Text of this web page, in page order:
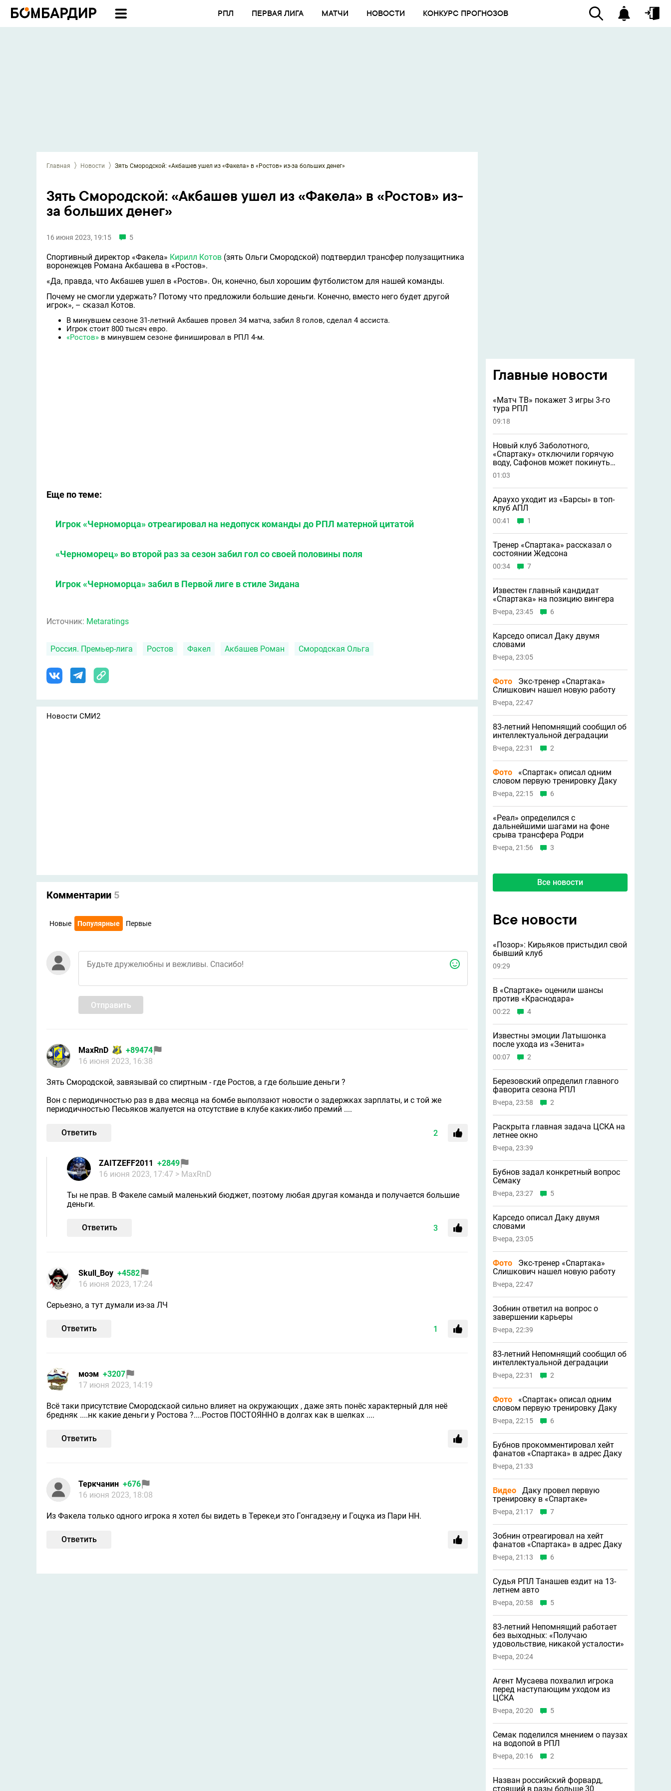
РПЛ ПЕРВАЯ ЛИГА МАТЧИ НОВОСТИ КОНКУРС ПРОГНОЗОВ
Главная Новости Зять Смородской: «Акбашев ушел из «Факела» в «Ростов» из-за больших денег»
Зять Смородской: «Акбашев ушел из «Факела» в «Ростов» из-
за больших денег»
16 июня 2023, 19:15 5
Спортивный директор «Факела» Кирилл Котов (зять Ольги Смородской) подтвердил трансфер полузащитника
воронежцев Романа Акбашева в «Ростов».
«Да, правда, что Акбашев ушeл в «Ростов». Он, конечно, был хорошим футболистом для нашей команды.
Почему не смогли удержать? Потому что предложили большие деньги. Конечно, вместо него будет другой
игрок», – сказал Котов.
В минувшем сезоне 31-летний Акбашев провел 34 матча, забил 8 голов, сделал 4 ассиста.
Игрок стоит 800 тысяч евро.
«Ростов» в минувшем сезоне финишировал в РПЛ 4-м.
Еще по теме:
Игрок «Черноморца» отреагировал на недопуск команды до РПЛ матерной цитатой
«Черноморец» во второй раз за сезон забил гол со своей половины поля
Игрок «Черноморца» забил в Первой лиге в стиле Зидана
Источник: Metaratings
Россия. Премьер-лига Ростов Факел Акбашев Роман Смородская Ольга
Новости СМИ2
Комментарии 5
Новые Популярные Первые
Отправить
MaxRnD
+89474
16 июня 2023, 16:38
Зять Смородской, завязывай со спиртным - где Ростов, а где большие деньги ?
Вон с периодичностью раз в два месяца на бомбе выползают новости о задержках зарплаты, и с той же
периодичностью Песьяков жалуется на отсутствие в клубе каких-либо премий ....
Ответить 2
ZAITZEFF2011 +2849
16 июня 2023, 17:47 > MaxRnD
Ты не прав. В Факеле самый маленький бюджет, поэтому любая другая команда и получается большие
деньги.
Ответить 3
Skull_Boy +4582
16 июня 2023, 17:24
Серьезно, а тут думали из-за ЛЧ
Ответить 1
моэм +3207
17 июня 2023, 14:19
Всё таки присутствие Смородскаой сильно влияет на окружающих , даже зять понёс характерный для неё
бредняк ....нк какие деньги у Ростова ?....Ростов ПОСТОЯННО в долгах как в шелках ....
Ответить
Теркчанин +676
16 июня 2023, 18:08
Из Факела только одного игрока я хотел бы видеть в Тереке,и это Гонгадзе,ну и Гоцука из Пари НН.
Ответить
Главные новости
«Матч ТВ» покажет 3 игры 3-го
тура РПЛ
09:18
Новый клуб Заболотного,
«Спартаку» отключили горячую
воду, Сафонов может покинуть
«ПСЖ» и другие новости
01:03
Араухо уходит из «Барсы» в топ-
клуб АПЛ
00:41 1
Тренер «Спартака» рассказал о
состоянии Жедсона
00:34 7
Известен главный кандидат
«Спартака» на позицию вингера
Вчера, 23:45 6
Карседо описал Даку двумя
словами
Вчера, 23:05
Фото
Экс-тренер «Спартака»
Слишкович нашел новую работу
Вчера, 22:47
83-летний Непомнящий сообщил об
интеллектуальной деградации
Вчера, 22:31 2
Фото
«Спартак» описал одним
словом первую тренировку Даку
Вчера, 22:15 6
«Реал» определился с
дальнейшими шагами на фоне
срыва трансфера Родри
Вчера, 21:56 3
Все новости
Все новости
«Позор»: Кирьяков пристыдил свой
бывший клуб
09:29
В «Спартаке» оценили шансы
против «Краснодара»
00:22 4
Известны эмоции Латышонка
после ухода из «Зенита»
00:07 2
Березовский определил главного
фаворита сезона РПЛ
Вчера, 23:58 2
Раскрыта главная задача ЦСКА на
летнее окно
Вчера, 23:39
Бубнов задал конкретный вопрос
Семаку
Вчера, 23:27 5
Карседо описал Даку двумя
словами
Вчера, 23:05
Фото
Экс-тренер «Спартака»
Слишкович нашел новую работу
Вчера, 22:47
Зобнин ответил на вопрос о
завершении карьеры
Вчера, 22:39
83-летний Непомнящий сообщил об
интеллектуальной деградации
Вчера, 22:31 2
Фото
«Спартак» описал одним
словом первую тренировку Даку
Вчера, 22:15 6
Бубнов прокомментировал хейт
фанатов «Спартака» в адрес Даку
Вчера, 21:33
Видео
Даку провел первую
тренировку в «Спартаке»
Вчера, 21:17 7
Зобнин отреагировал на хейт
фанатов «Спартака» в адрес Даку
Вчера, 21:13 6
Судья РПЛ Танашев ездит на 13-
летнем авто
Вчера, 20:58 5
83-летний Непомнящий работает
без выходных: «Получаю
удовольствие, никакой усталости»
Вчера, 20:24
Агент Мусаева похвалил игрока
перед наступающим уходом из
ЦСКА
Вчера, 20:20 5
Семак поделился мнением о паузах
на водопой в РПЛ
Вчера, 20:16 2
Назван российский форвард,
стоящий в разы больше 30